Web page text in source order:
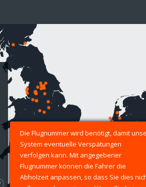
Die Flugnummer wird benötigt, damit
System eventuelle Verspätungen
verfolgen kann. Mit angegebener
Flugnummer können die Fahrer die
Abholzeit anpassen, so dass Sie dies